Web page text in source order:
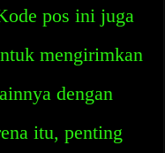
pos ini juga
mengirimkan
dengan
itu, penting